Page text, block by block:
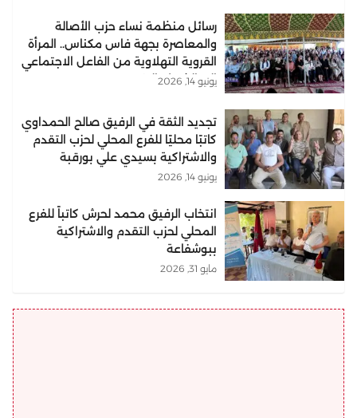
رسائل منظمة نساء حزب الأصالة
والمعاصرة بجهة فاس مكناس.. المرأة
القروية التهلاوية من الفاعل الاجتماعي
إلى الشريك التنموي..
يونيو 14, 2026
تجديد الثقة في الرفيق صالح الحمداوي
كاتبًا محليًا للفرع المحلي لحزب التقدم
والاشتراكية بسيدي علي بورقبة
يونيو 14, 2026
انتخاب الرفيق محمد لحرش كاتباً للفرع
المحلي لحزب التقدم والاشتراكية
ببوشفاعة
مايو 31, 2026